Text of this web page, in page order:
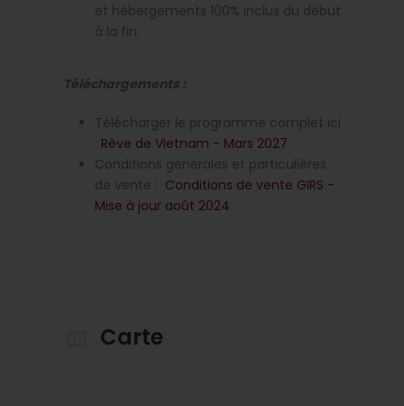
et hébergements 100% inclus du début
à la fin.
Téléchargements :
Télécharger le programme complet ici
Rêve de Vietnam - Mars 2027
Conditions générales et particulières
de vente :
Conditions de vente GIRS -
Mise à jour août 2024
Carte